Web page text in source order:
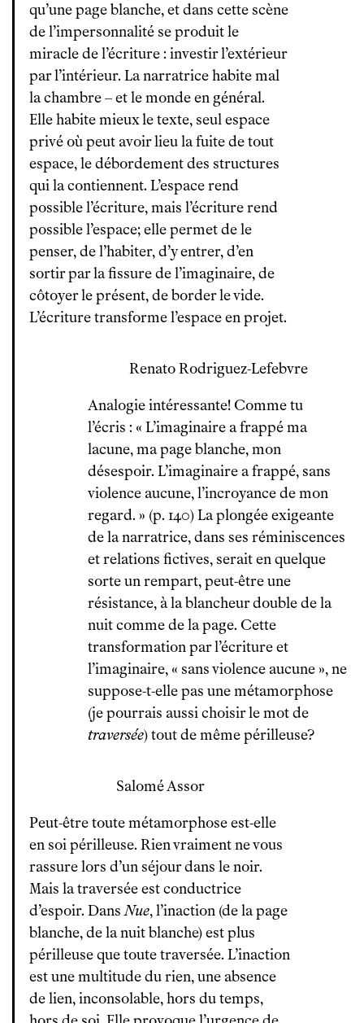
qu’une page blanche, et dans cette scène
de l’impersonnalité se produit le
miracle de l’écriture : investir l’extérieur
par l’intérieur. La narratrice habite mal
la chambre – et le monde en général.
Elle habite mieux le texte, seul espace
privé où peut avoir lieu la fuite de tout
espace, le débordement des structures
qui la contiennent. L’espace rend
possible l’écriture, mais l’écriture rend
possible l’espace; elle permet de le
penser, de l’habiter, d’y entrer, d’en
sortir par la fissure de l’imaginaire, de
côtoyer le présent, de border le vide.
L’écriture transforme l’espace en projet.
Renato Rodriguez-Lefebvre
Analogie intéressante! Comme tu
l’écris : « L’imaginaire a frappé ma
lacune, ma page blanche, mon
désespoir. L’imaginaire a frappé, sans
violence aucune, l’incroyance de mon
regard. » (p. 140) La plongée exigeante
de la narratrice, dans ses réminiscences
et relations fictives, serait en quelque
sorte un rempart, peut-être une
résistance, à la blancheur double de la
nuit comme de la page. Cette
transformation par l’écriture et
l’imaginaire, « sans violence aucune », ne
suppose-t-elle pas une métamorphose
(je pourrais aussi choisir le mot de
traversée) tout de même périlleuse?
Salomé Assor
Peut-être toute métamorphose est-elle
en soi périlleuse. Rien vraiment ne vous
rassure lors d’un séjour dans le noir.
Mais la traversée est conductrice
d’espoir. DansNue, l’inaction (de la page
blanche, de la nuit blanche) est plus
périlleuse que toute traversée. L’inaction
est une multitude du rien, une absence
de lien, inconsolable, hors du temps,